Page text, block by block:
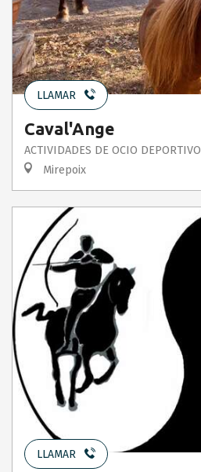
LLAMAR
Caval'Ange
ACTIVIDADES DE OCIO DEPORTIVO
Mirepoix
LLAMAR